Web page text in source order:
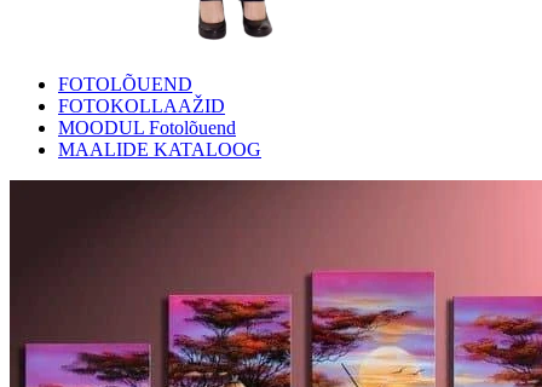
FOTOLÕUEND
FOTOKOLLAAŽID
MOODUL Fotolõuend
MAALIDE KATALOOG